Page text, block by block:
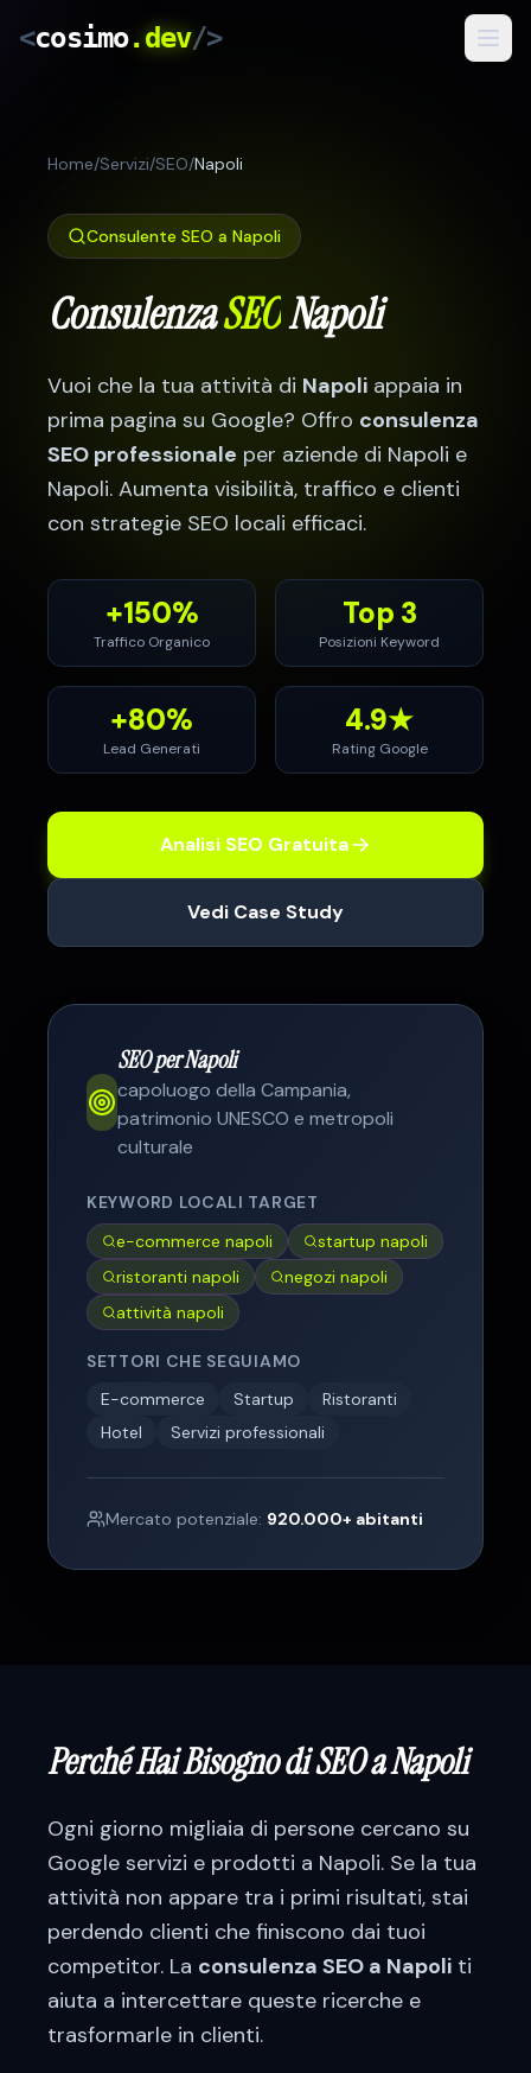
<cosimo.dev/>
Risultati
Come Lavoro
Preventivo Gratuito
Home/Servizi/SEO/Napoli
Consulente SEO a Napoli
ConsulenzaSEONapoli
Vuoi che la tua attività di Napoli appaia in
prima pagina su Google? Offro consulenza
SEO professionale per aziende di Napoli e
Napoli. Aumenta visibilità, traffico e clienti
con strategie SEO locali efficaci.
+150%
Traffico Organico
Top 3
Posizioni Keyword
+80%
Lead Generati
4.9★
Rating Google
Analisi SEO Gratuita
Vedi Case Study
SEO perNapoli
capoluogo della Campania,
patrimonio UNESCO e metropoli
culturale
KEYWORD LOCALI TARGET
e-commerce napoli
startup napoli
ristoranti napoli
negozi napoli
attività napoli
SETTORI CHE SEGUIAMO
E-commerce
Startup
Ristoranti
Hotel
Servizi professionali
Mercato potenziale: 920.000+ abitanti
Perché Hai Bisogno di SEO aNapoli
Ogni giorno migliaia di persone cercano su
Google servizi e prodotti a Napoli. Se la tua
attività non appare tra i primi risultati, stai
perdendo clienti che finiscono dai tuoi
competitor. La consulenza SEO a Napoli ti
aiuta a intercettare queste ricerche e
trasformarle in clienti.